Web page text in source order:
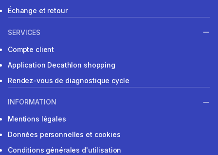
Échange et retour
SERVICES
Compte client
Application Decathlon shopping
Rendez-vous de diagnostique cycle
INFORMATION
Mentions légales
Données personnelles et cookies
Conditions générales d'utilisation